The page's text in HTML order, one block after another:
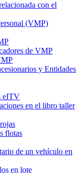
con el
(VMP)
de VMP
y Entidades
eITV
en el libro taller
flotas
de un vehículo en
en lote